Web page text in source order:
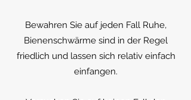
Bewahren Sie auf jeden Fall Ruhe,
Bienenschwärme sind in der Regel
friedlich und lassen sich relativ einfach
einfangen.